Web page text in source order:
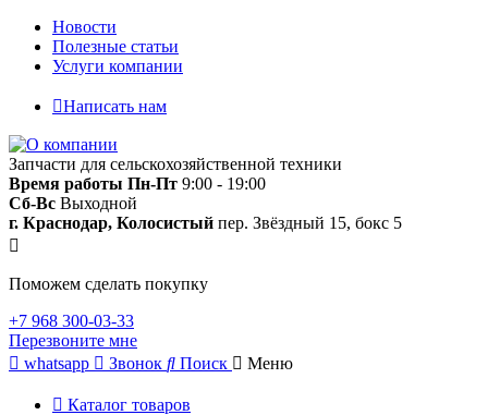
Новости
Полезные статьи
Услуги компании
Написать нам
Запчасти для сельскохозяйственной техники
Время работы Пн-Пт 9:00 - 19:00
Сб-Вс Выходной
г. Краснодар, Колосистый пер. Звёздный 15, бокс 5
Поможем сделать покупку
+7 968 300-03-33
Перезвоните мне
whatsapp
Звонок Поиск Меню
Каталог товаров